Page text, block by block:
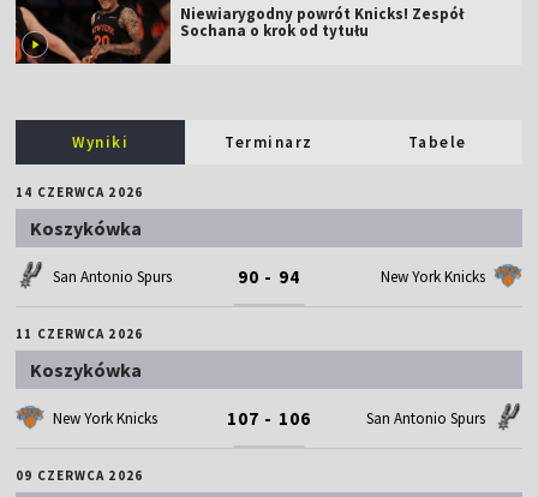
Niewiarygodny powrót Knicks! Zespół
Sochana o krok od tytułu
Wyniki Terminarz Tabele
14 CZERWCA 2026
Koszykówka
San Antonio Spurs 90 - 94 New York Knicks
11 CZERWCA 2026
Koszykówka
New York Knicks 107 - 106 San Antonio Spurs
09 CZERWCA 2026